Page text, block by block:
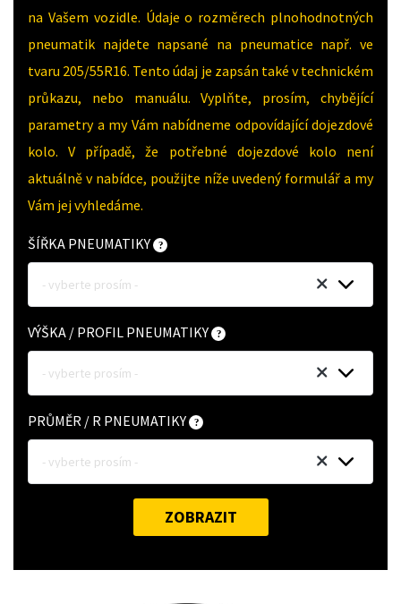
na Vašem vozidle. Údaje o rozměrech plnohodnotných
pneumatik najdete napsané na pneumatice např. ve
tvaru 205/55R16. Tento údaj je zapsán také v technickém
průkazu, nebo manuálu. Vyplňte, prosím, chybějící
parametry a my Vám nabídneme odpovídající dojezdové
kolo. V případě, že potřebné dojezdové kolo není
aktuálně v nabídce, použijte níže uvedený formulář a my
Vám jej vyhledáme.
ŠÍŘKA PNEUMATIKY
- vyberte prosím -
VÝŠKA / PROFIL PNEUMATIKY
- vyberte prosím -
PRŮMĚR / R PNEUMATIKY
- vyberte prosím -
ZOBRAZIT